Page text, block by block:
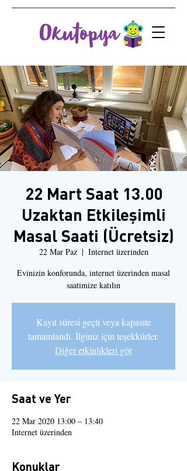
22 Mart Saat 13.00
Uzaktan Etkileşimli
Masal Saati (Ücretsiz)
22 Mar Paz
  |
Internet üzerinden
Evinizin konforunda, internet üzerinden masal
saatimize katılın
Kayıt süresi geçti veya kapasite
tamamlandı. İlginiz için teşekkürler.
Diğer etkinlikleri gör
Saat ve Yer
22 Mar 2020 13:00 – 13:40
Internet üzerinden
Konuklar